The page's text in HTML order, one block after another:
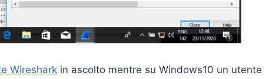
Wireshark in ascolto mentre su Windows10 un utente